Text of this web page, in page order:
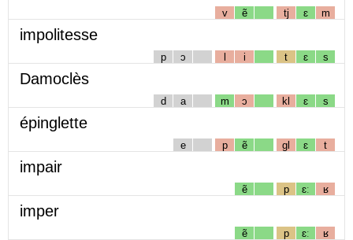
v ẽ tj ɛ m
impolitesse
p ɔ l i t ɛ s
Damoclès
d a m ɔ kl ɛ s
épinglette
e p ẽ gl ɛ t
impair
ẽ p ɛː ʁ
imper
ẽ p ɛː ʁ